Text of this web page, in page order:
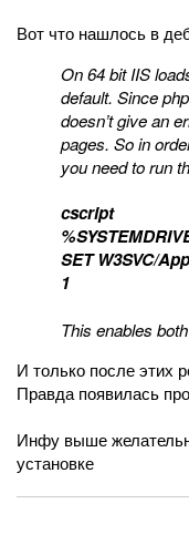
Вот что нашлось в
On 64 bit IIS
default. Since
doesn’t give an
pages. So in
you need to run
cscript
SET W3SVC/
1
This enables
И только после этих
Правда появилась
Инфу выше
установке